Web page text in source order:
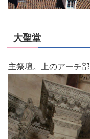
大聖堂
主祭壇。上のアーチ